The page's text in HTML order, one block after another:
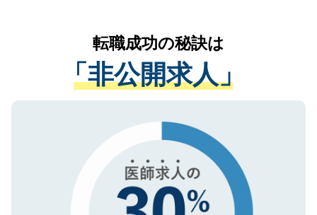
は、個人情報の取り扱いについての厳密な
管理基準を満たした事業者のみに付与され
る、プライバシーマークを取得済みです。
で、機密保持に関してもご安心ください。
かがいして、現在の医療機関の状況や紹介
経験をまじえながら、適切なアドバイスを
させていただきます。すぐにご転職をされ
ない方には、長期的なサポートが可能です
ので、まずはご登録ください。
転職成功の秘訣は
「非公開求人」